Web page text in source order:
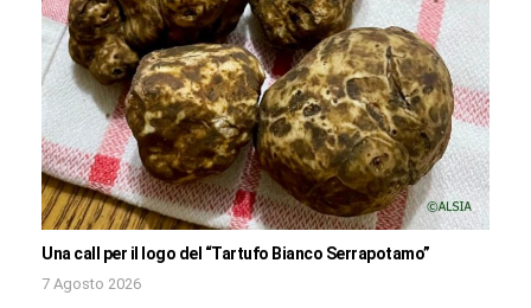
Una call per il logo del “Tartufo Bianco Serrapotamo”
7 Agosto 2026